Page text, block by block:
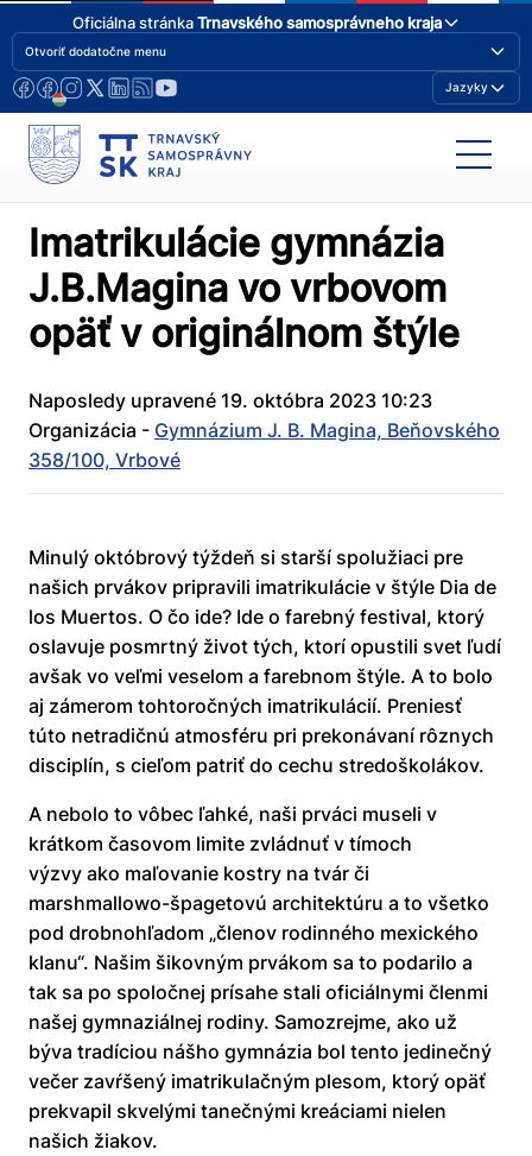
Oficiálna stránkaTrnavského samosprávneho kraja
Otvoriť dodatočne menu
Jazyky
Imatrikulácie gymnázia
J.B.Magina vo vrbovom
opäť v originálnom štýle
Naposledy upravené 19. októbra 2023 10:23
Organizácia - Gymnázium J. B. Magina, Beňovského
358/100, Vrbové
Minulý októbrový týždeň si starší spolužiaci pre
našich prvákov pripravili imatrikulácie v štýle Dia de
los Muertos. O čo ide? Ide o farebný festival, ktorý
oslavuje posmrtný život tých, ktorí opustili svet ľudí
avšak vo veľmi veselom a farebnom štýle. A to bolo
aj zámerom tohtoročných imatrikulácií. Preniesť
túto netradičnú atmosféru pri prekonávaní rôznych
disciplín, s cieľom patriť do cechu stredoškolákov.
A nebolo to vôbec ľahké, naši prváci museli v
krátkom časovom limite zvládnuť v tímoch
výzvy ako maľovanie kostry na tvár či
marshmallowo-špagetovú architektúru a to všetko
pod drobnohľadom „členov rodinného mexického
klanu“. Našim šikovným prvákom sa to podarilo a
tak sa po spoločnej prísahe stali oficiálnymi členmi
našej gymnaziálnej rodiny. Samozrejme, ako už
býva tradíciou nášho gymnázia bol tento jedinečný
večer zavŕšený imatrikulačným plesom, ktorý opäť
prekvapil skvelými tanečnými kreáciami nielen
našich žiakov.